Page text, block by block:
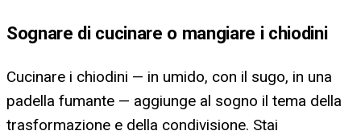
Sognare di cucinare o mangiare i chiodini
Cucinare i chiodini — in umido, con il sugo, in una
padella fumante — aggiunge al sogno il tema della
trasformazione e della condivisione. Stai